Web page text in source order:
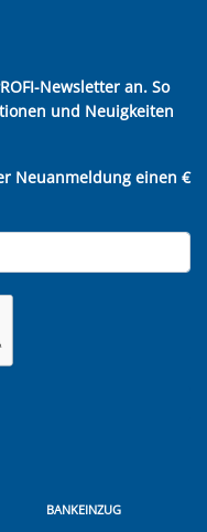
Newsletter an. So
und Neuigkeiten
Neuanmeldung einen €
BANKEINZUG